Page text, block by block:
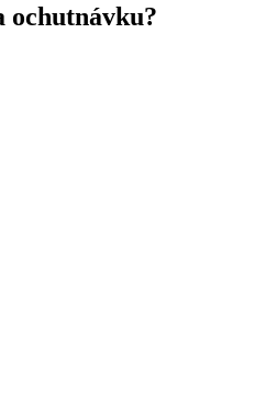
ochutnávku?